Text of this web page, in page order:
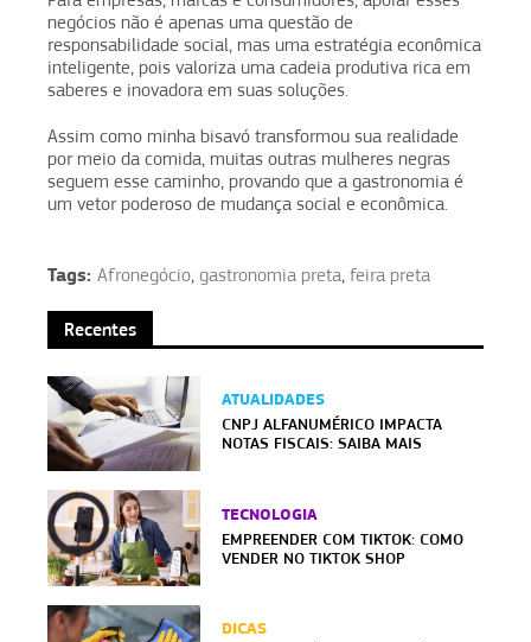
negócios não é apenas uma questão de
responsabilidade social, mas uma estratégia econômica
inteligente, pois valoriza uma cadeia produtiva rica em
saberes e inovadora em suas soluções.
Assim como minha bisavó transformou sua realidade
por meio da comida, muitas outras mulheres negras
seguem esse caminho, provando que a gastronomia é
um vetor poderoso de mudança social e econômica.
Tags: Afronegócio, gastronomia preta, feira preta
Recentes
ATUALIDADES
CNPJ ALFANUMÉRICO IMPACTA
NOTAS FISCAIS: SAIBA MAIS
TECNOLOGIA
EMPREENDER COM TIKTOK: COMO
VENDER NO TIKTOK SHOP
DICAS